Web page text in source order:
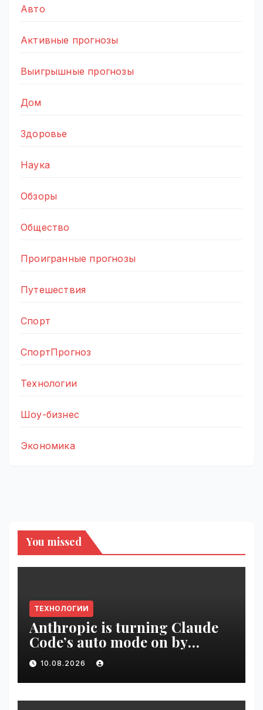
Авто
Активные прогнозы
Выигрышные прогнозы
Дом
Здоровье
Наука
Обзоры
Общество
Проигранные прогнозы
Путешествия
Спорт
СпортПрогноз
Технологии
Шоу-бизнес
Экономика
You missed
ТЕХНОЛОГИИ
Anthropic is turning Claude
Code’s auto mode on by
default | VseTime.ru
10.08.2026